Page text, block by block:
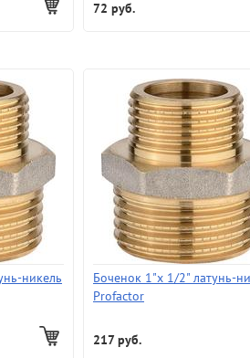
72 руб.
никель
Боченок 1"х 1/2" латунь-
Profactor
217 руб.